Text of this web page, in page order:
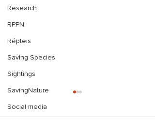
Research
RPPN
Répteis
Saving Species
Sightings
SavingNature
Social media